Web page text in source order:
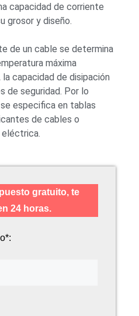
capacidad de corriente
grosor y diseño.
de un cable se determina
máxima
capacidad de disipación
de seguridad. Por lo
especifica en tablas
de cables o
eléctrica.
gratuito, te
24 horas.